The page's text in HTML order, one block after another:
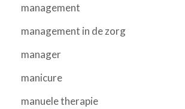
management
management in de zorg
manager
manicure
manuele therapie